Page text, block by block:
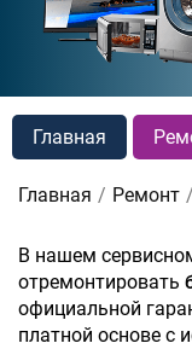
Главная
Главная Ремонт
В нашем
отремонтировать
официальной
платной основе с